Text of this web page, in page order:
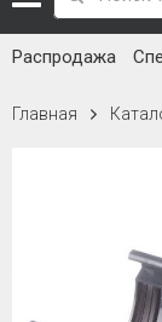
Распродажа
Главная